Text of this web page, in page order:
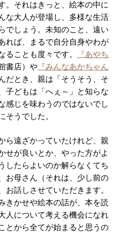
。それはきっと、絵本の中に
な大人が登場し、多様な生活
でしょう。未知のこと、遠い
れば、まるで自分自身やわが
ることも度々です。
『あやち
書店）や 『みんなあかちゃん
だとき、親は「そうそう、そ
子どもは「へぇ～」と知らな
感じを味わうのではないでし
そうでした。
ら遠ざかっていたけれど、親
せが良いとか、やった方がよ
したらよいのか解らなくてち
お母さん（それは、少し前の
お話しさせていただきます。
きかせや絵本の話が、本を読
人について考える機会になれ
とから全てが始まると思うの